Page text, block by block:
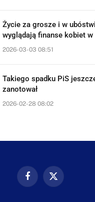
Życie za grosze i w
wyglądają finanse kobiet
2026-03-03 08:51
Takiego spadku PiS
zanotował
2026-02-28 08:02
FacebookX